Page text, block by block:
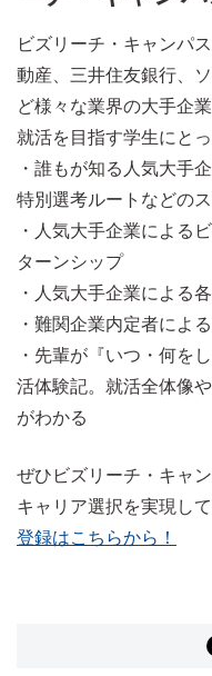
ビズリーチ・キャンパ
動産、三井住友銀行、
ど様々な業界の大手企
就活を目指す学生にと
・誰もが知る人気大手
特別選考ルートなどの
・人気大手企業による
ターンシップ
・人気大手企業による
・難関企業内定者によ
・先輩が『いつ・何を
活体験記。就活全体像
がわかる
ぜひビズリーチ・キャ
キャリア選択を実現して
登録はこちらから！